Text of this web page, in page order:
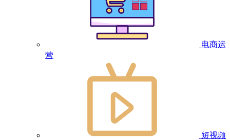
电商运
营
短视频